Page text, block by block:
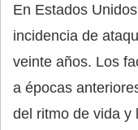
En Estados
incidencia de
veinte años. Los
a épocas
del ritmo de vida y